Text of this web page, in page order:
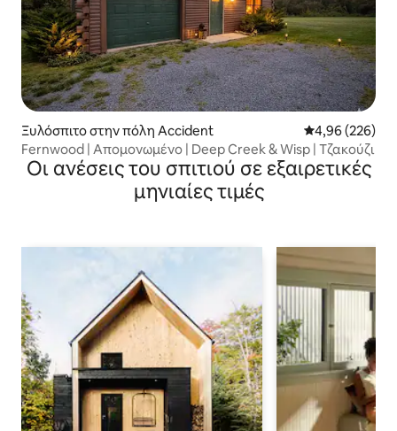
Ξυλόσπιτο στην πόλη Accident Μέση
4,96 (226)
Fernwood | Απομονωμένο | Deep Creek & Wisp | Τζακούζι
Οι ανέσεις του σπιτιού σε εξαιρετικές
μηνιαίες τιμές